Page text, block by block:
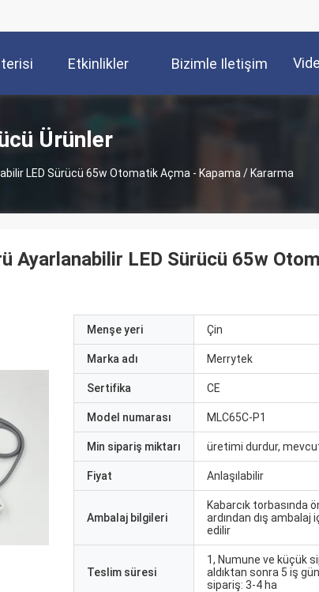
Etkinlikler Bizimle Iletişim
Ürünler
LED Sürücü 65w Otomatik Açma - Kapama / Kararma
Ayarlanabilir LED Sürücü 65w
Menşe yeri Çin
Marka adı Merrytek
Sertifika CE
Model numarası MLC65C-P1
Min sipariş miktarı üretimi durdur, mevcut
Fiyat Anlaşılabilir
Ambalaj bilgileri
Kabarcık torbasında
ardından dış ambalaj
edilir
Teslim süresi
1, Numune ve küçük
aldıktan sonra 5 iş
sipariş: 3-4 ha